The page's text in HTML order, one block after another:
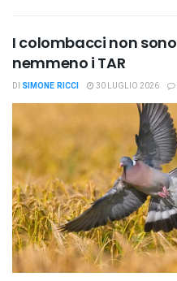
I colombacci non
nemmeno i TAR
DI SIMONE RICCI 30 LUGLIO 2026